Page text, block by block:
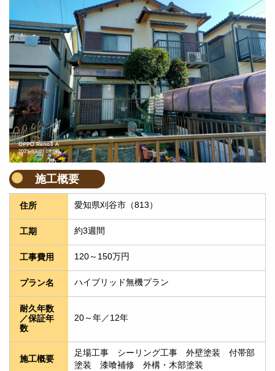
施工概要
住所 愛知県刈谷市（813）
工期 約3週間
工事費用 120～150万円
プラン名 ハイブリッド無機プラン
耐久年数
／保証年
数
20～年／12年
施工概要
足場工事　シーリング工事　外壁塗装　付帯部
塗装　漆喰補修　外構・木部塗装